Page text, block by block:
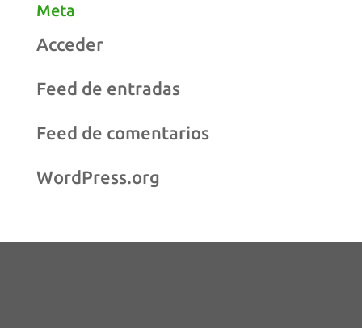
Meta
Acceder
Feed de entradas
Feed de comentarios
WordPress.org